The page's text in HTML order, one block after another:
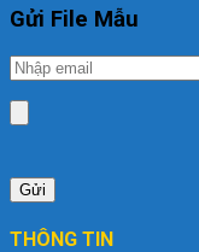
Gửi File Mẫu
THÔNG TIN